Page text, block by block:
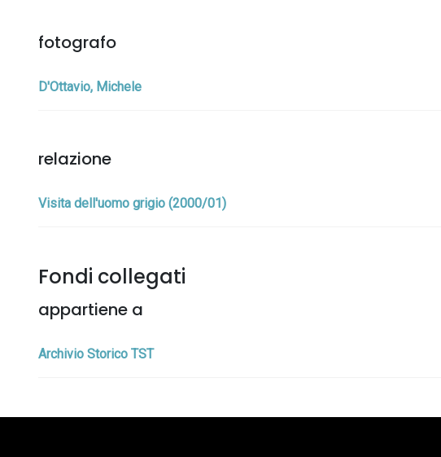
fotografo
D'Ottavio, Michele
relazione
Visita dell'uomo grigio (2000/01)
Fondi collegati
appartiene a
Archivio Storico TST